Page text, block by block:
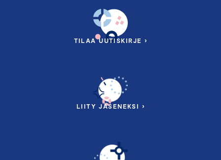
TILAA UUTISKIRJE ›
LIITY JÄSENEKSI ›